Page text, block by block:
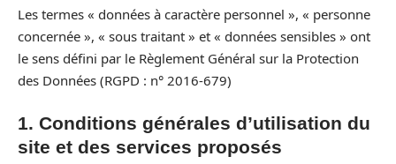
Les termes « données à caractère personnel », « personne
concernée », « sous traitant » et « données sensibles » ont
le sens défini par le Règlement Général sur la Protection
des Données (RGPD : n° 2016-679)
1. Conditions générales d’utilisation du
site et des services proposés